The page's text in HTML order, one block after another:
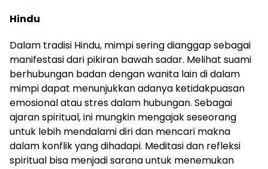
Hindu
Dalam tradisi Hindu, mimpi sering dianggap sebagai
manifestasi dari pikiran bawah sadar. Melihat suami
berhubungan badan dengan wanita lain di dalam
mimpi dapat menunjukkan adanya ketidakpuasan
emosional atau stres dalam hubungan. Sebagai
ajaran spiritual, ini mungkin mengajak seseorang
untuk lebih mendalami diri dan mencari makna
dalam konflik yang dihadapi. Meditasi dan refleksi
spiritual bisa menjadi sarana untuk menemukan